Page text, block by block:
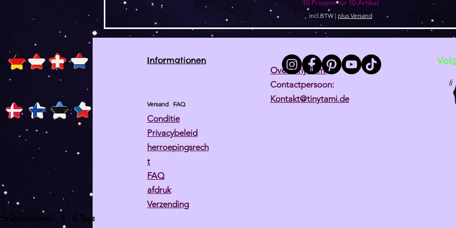
10 Prozent für 10 Artikel
incl.BTW | plus Versand
Deutschlands 3 - 6 Tage
Informationen
Versand FAQ
Conditie
Privacybeleid
herroepingsrech
t
FAQ
afdruk
Verzending
Over Tiny Tami
Contactpersoon:
Kontakt@tinytami.de